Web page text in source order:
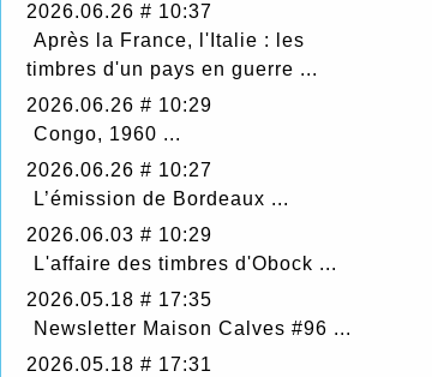
2026.06.26 # 10:37
Après la France, l'Italie : les
timbres d'un pays en guerre ...
2026.06.26 # 10:29
Congo, 1960 ...
2026.06.26 # 10:27
L’émission de Bordeaux ...
2026.06.03 # 10:29
L'affaire des timbres d'Obock ...
2026.05.18 # 17:35
Newsletter Maison Calves #96 ...
2026.05.18 # 17:31